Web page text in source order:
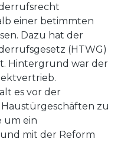
einer betimmten
Dazu hat der
(HTWG)
Hintergrund war der
es vor der
zu
um ein
mit der Reform